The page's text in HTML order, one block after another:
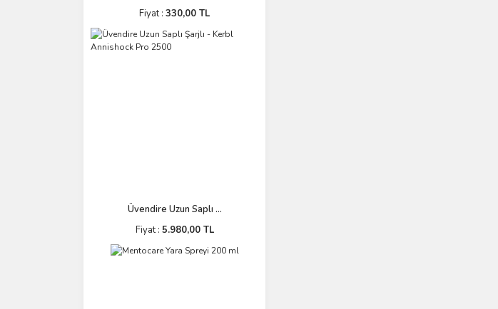
Fiyat : 330,00 TL
Üvendire Uzun Saplı ...
Fiyat : 5.980,00 TL